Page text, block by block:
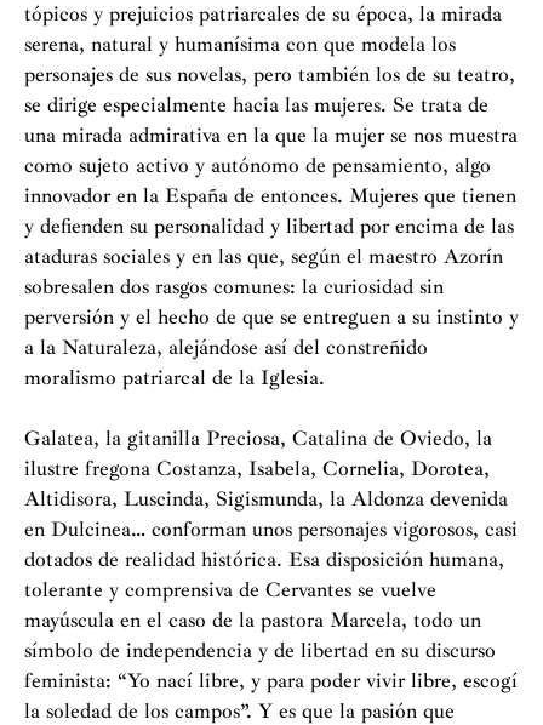
tópicos y prejuicios patriarcales de su época, la mirada
serena, natural y humanísima con que modela los
personajes de sus novelas, pero también los de su teatro,
se dirige especialmente hacia las mujeres. Se trata de
una mirada admirativa en la que la mujer se nos muestra
como sujeto activo y autónomo de pensamiento, algo
innovador en la España de entonces. Mujeres que tienen
y defienden su personalidad y libertad por encima de las
ataduras sociales y en las que, según el maestro Azorín
sobresalen dos rasgos comunes: la curiosidad sin
perversión y el hecho de que se entreguen a su instinto y
a la Naturaleza, alejándose así del constreñido
moralismo patriarcal de la Iglesia.
Galatea, la gitanilla Preciosa, Catalina de Oviedo, la
ilustre fregona Costanza, Isabela, Cornelia, Dorotea,
Altidisora, Luscinda, Sigismunda, la Aldonza devenida
en Dulcinea… conforman unos personajes vigorosos, casi
dotados de realidad histórica. Esa disposición humana,
tolerante y comprensiva de Cervantes se vuelve
mayúscula en el caso de la pastora Marcela, todo un
símbolo de independencia y de libertad en su discurso
feminista: “Yo nací libre, y para poder vivir libre, escogí
la soledad de los campos”. Y es que la pasión que